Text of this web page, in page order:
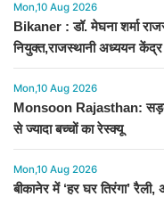
Mon,10 Aug 2026
Bikaner : डॉ. मेघना शर्मा
नियुक्त,राजस्थानी अध्ययन
Mon,10 Aug 2026
Monsoon Rajasthan:
से ज्यादा बच्चों का रेस्क्यू
Mon,10 Aug 2026
बीकानेर में ‘हर घर तिरंगा’ रैली,